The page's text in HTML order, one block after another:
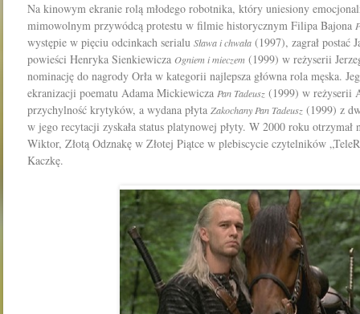
Na kinowym ekranie rolą młodego robotnika, który uniesiony
mimowolnym przywódcą protestu w filmie historycznym Filipa Bajona
występie w pięciu odcinkach serialu Sława i chwała (1997), zagrał postać
powieści Henryka Sienkiewicza Ogniem i mieczem (1999) w reżyserii
nominację do nagrody Orła w kategorii najlepsza główna rola męska.
ekranizacji poematu Adama Mickiewicza Pan Tadeusz (1999) w reżyserii
przychylność krytyków, a wydana płyta Zakochany Pan Tadeusz (1999) z
w jego recytacji zyskała status platynowej płyty. W 2000 roku
Wiktor, Złotą Odznakę w Złotej Piątce w plebiscycie czytelników
Kaczkę.